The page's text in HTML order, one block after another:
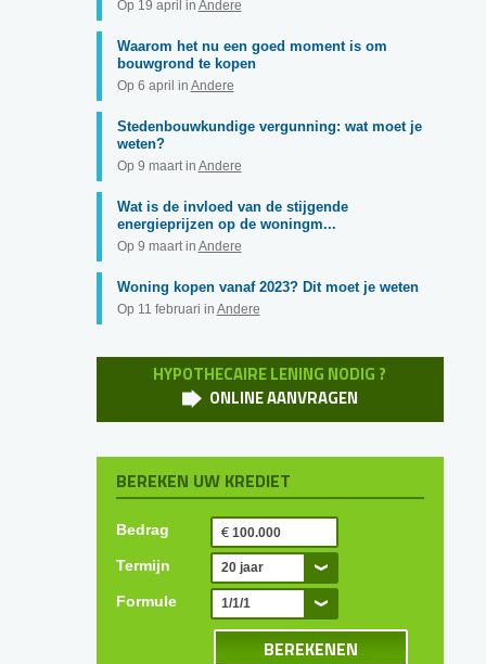
Op 19 april in Andere
Waarom het nu een goed moment is om
bouwgrond te kopen
Op 6 april in Andere
Stedenbouwkundige vergunning: wat moet je
weten?
Op 9 maart in Andere
Wat is de invloed van de stijgende
energieprijzen op de woningm...
Op 9 maart in Andere
Woning kopen vanaf 2023? Dit moet je weten
Op 11 februari in Andere
HYPOTHECAIRE LENING NODIG ?
ONLINE AANVRAGEN
BEREKEN UW KREDIET
Bedrag
Termijn 20 jaar
Formule 1/1/1